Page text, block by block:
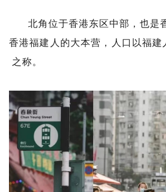
北角位于香港东区中部，也是
香港福建人的大本营，人口以福建
之称。